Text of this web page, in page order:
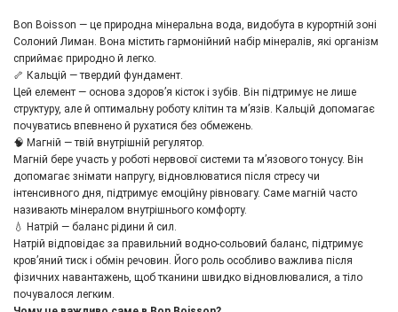
Bon Boisson — це природна мінеральна вода, видобута в курортній зоні
Солоний Лиман. Вона містить гармонійний набір мінералів, які організм
сприймає природно й легко.
🦴 Кальцій — твердий фундамент.
Цей елемент — основа здоров’я кісток і зубів. Він підтримує не лише
структуру, але й оптимальну роботу клітин та м’язів. Кальцій допомагає
почуватись впевнено й рухатися без обмежень.
🧠 Магній — твій внутрішній регулятор.
Магній бере участь у роботі нервової системи та м’язового тонусу. Він
допомагає знімати напругу, відновлюватися після стресу чи
інтенсивного дня, підтримує емоційну рівновагу. Саме магній часто
називають мінералом внутрішнього комфорту.
💧 Натрій — баланс рідини й сил.
Натрій відповідає за правильний водно-сольовий баланс, підтримує
кров’яний тиск і обмін речовин. Його роль особливо важлива після
фізичних навантажень, щоб тканини швидко відновлювалися, а тіло
почувалося легким.